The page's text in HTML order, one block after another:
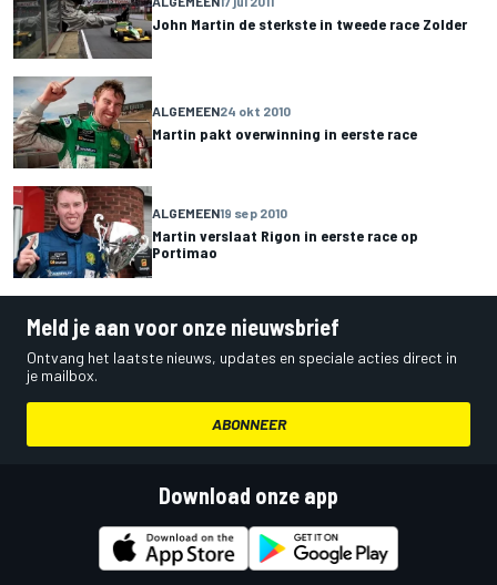
John Martin de sterkste in tweede race Zolder
ALGEMEEN24 okt 2010
Martin pakt overwinning in eerste race
ALGEMEEN19 sep 2010
Martin verslaat Rigon in eerste race op
Portimao
Meld je aan voor onze nieuwsbrief
Ontvang het laatste nieuws, updates en speciale acties direct in
je mailbox.
ABONNEER
Download onze app